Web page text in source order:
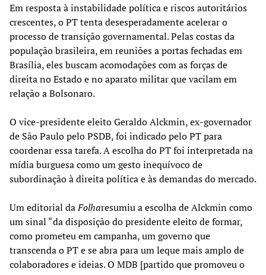
Em resposta à instabilidade política e riscos autoritários
crescentes, o PT tenta desesperadamente acelerar o
processo de transição governamental. Pelas costas da
população brasileira, em reuniões a portas fechadas em
Brasília, eles buscam acomodações com as forças de
direita no Estado e no aparato militar que vacilam em
relação a Bolsonaro.
O vice-presidente eleito Geraldo Alckmin, ex-governador
de São Paulo pelo PSDB, foi indicado pelo PT para
coordenar essa tarefa. A escolha do PT foi interpretada na
mídia burguesa como um gesto inequívoco de
subordinação à direita política e às demandas do mercado.
Um editorial daFolharesumiu a escolha de Alckmin como
um sinal “da disposição do presidente eleito de formar,
como prometeu em campanha, um governo que
transcenda o PT e se abra para um leque mais amplo de
colaboradores e ideias. O MDB [partido que promoveu o